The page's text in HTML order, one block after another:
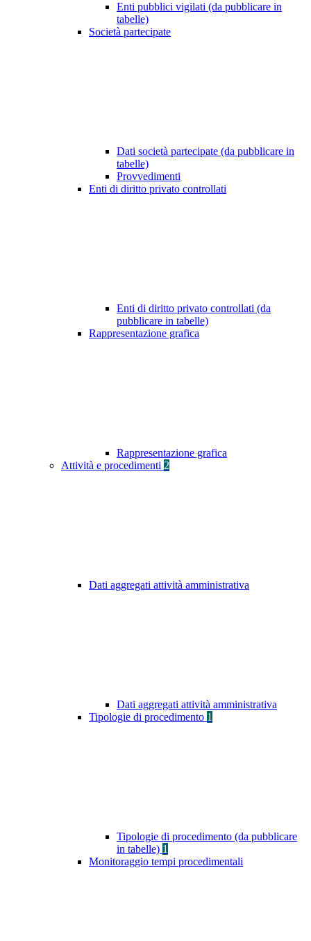
Enti pubblici vigilati (da pubblicare in
tabelle)
Società partecipate
Dati società partecipate (da pubblicare in
tabelle)
Provvedimenti
Enti di diritto privato controllati
Enti di diritto privato controllati (da
pubblicare in tabelle)
Rappresentazione grafica
Rappresentazione grafica
Attività e procedimenti 2
Dati aggregati attività amministrativa
Dati aggregati attività amministrativa
Tipologie di procedimento 1
Tipologie di procedimento (da pubblicare
in tabelle) 1
Monitoraggio tempi procedimentali